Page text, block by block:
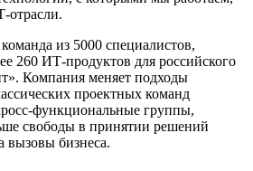
отрасли.
из 5000 специалистов,
260 ИТ-продуктов для российского
Компания меняет подходы
проектных команд
функциональные группы,
свободы в принятии решений
вызовы бизнеса.